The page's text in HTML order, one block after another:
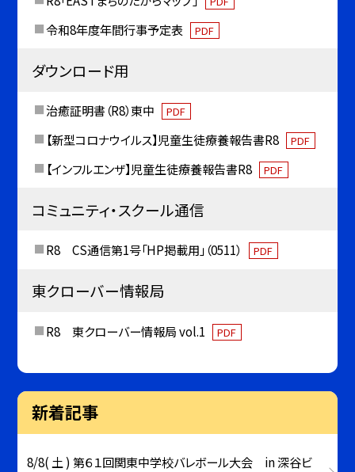
令和8年度年間行事予定表 PDF
ダウンロード用
治癒証明書（R8）東中 PDF
【新型コロナウイルス】児童生徒療養報告書R8 PDF
【インフルエンザ】児童生徒療養報告書R8 PDF
コミュニティ・スクール通信
R8 CS通信第1号「HP掲載用」（0511） PDF
東クローバー情報局
R8 東クローバー情報局 vol.1 PDF
新着記事
8/8( 土 ) 第６１回関東中学校バレボール大会 in 深谷ビ